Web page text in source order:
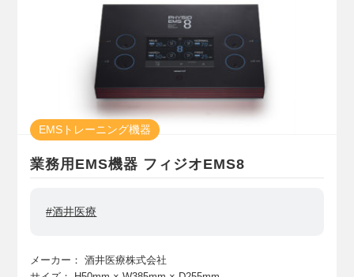
EMSトレーニング機器
業務用EMS機器 フィジオEMS8
#酒井医療
メーカー：
酒井医療株式会社